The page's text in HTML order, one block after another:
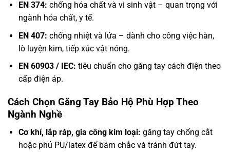
EN 374: chống hóa chất và vi sinh vật – quan trọng với
ngành hóa chất, y tế.
EN 407: chống nhiệt và lửa – dành cho công việc hàn,
lò luyện kim, tiếp xúc vật nóng.
EN 60903 / IEC: tiêu chuẩn cho găng tay cách điện theo
cấp điện áp.
Cách Chọn Găng Tay Bảo Hộ Phù Hợp Theo
Ngành Nghề
Cơ khí, lắp ráp, gia công kim loại: găng tay chống cắt
hoặc phủ PU/latex để bám chắc và tránh đứt tay.